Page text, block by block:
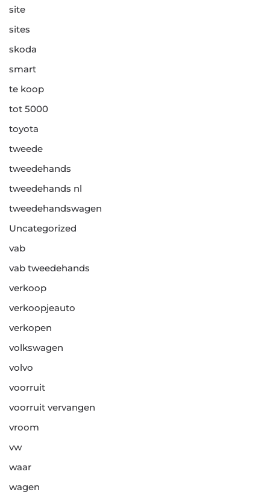
site
sites
skoda
smart
te koop
tot 5000
toyota
tweede
tweedehands
tweedehands nl
tweedehandswagen
Uncategorized
vab
vab tweedehands
verkoop
verkoopjeauto
verkopen
volkswagen
volvo
voorruit
voorruit vervangen
vroom
vw
waar
wagen